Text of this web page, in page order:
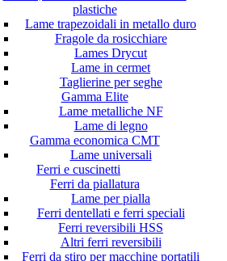
plastiche
Lame trapezoidali in metallo duro
Fragole da rosicchiare
Lames Drycut
Lame in cermet
Taglierine per seghe
Gamma Elite
Lame metalliche NF
Lame di legno
Gamma economica CMT
Lame universali
Ferri e cuscinetti
Ferri da piallatura
Lame per pialla
Ferri dentellati e ferri speciali
Ferri reversibili HSS
Altri ferri reversibili
Ferri da stiro per macchine portatili